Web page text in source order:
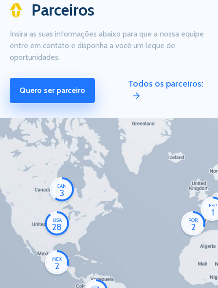
Parceiros
Insira as suas informações abaixo para que a nossa equipe
entre em contato e disponha a você um leque de
oportunidades.
Quero ser parceiro
Todos os parceiros:
CAN
3
USA
28
MEX
2
POR
2
ESP
1